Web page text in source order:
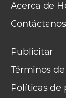
Acerca de
Contáctanos
Publicitar
Términos de
Políticas de